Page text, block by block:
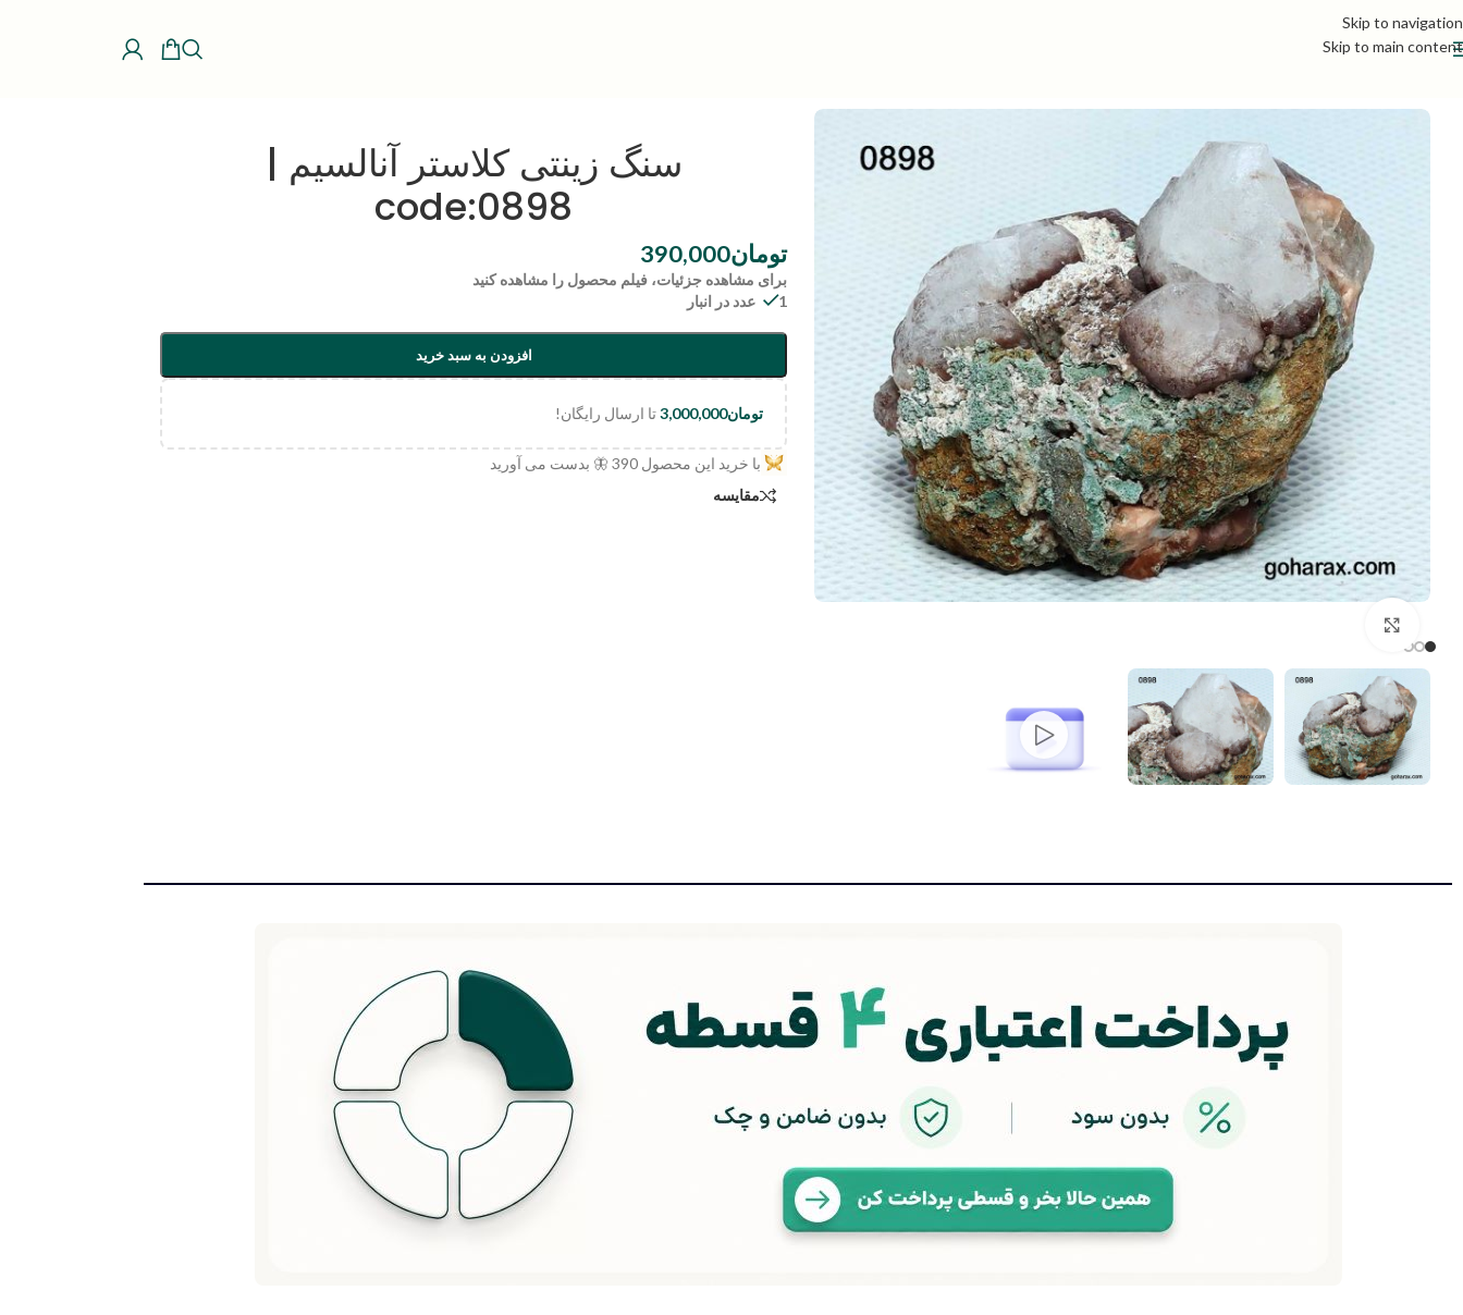
Skip to navigation
Skip to main content
سنگ زینتی کلاستر آنالسیم |
code:0898
تومان390,000
برای مشاهده جزئیات، فیلم محصول را مشاهده کنید
1 عدد در انبار
افزودن به سبد خرید
تومان3,000,000تا ارسال رایگان!
با خرید این محصول 390 🦋 بدست می آورید
مقایسه